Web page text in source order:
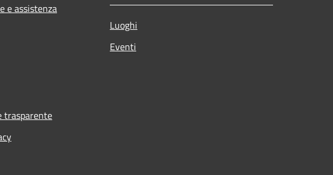
e assistenza
Luoghi
Eventi
trasparente